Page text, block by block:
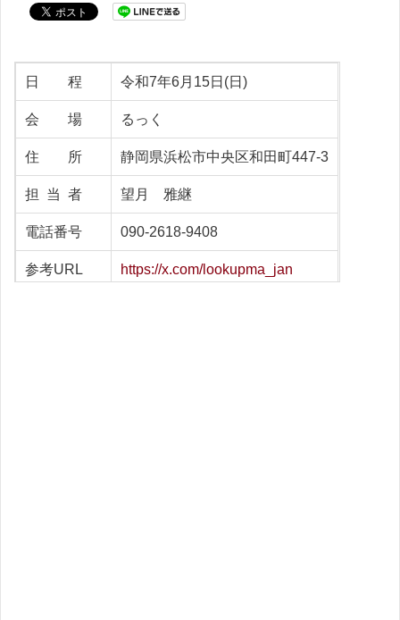
日 程 令和7年6月15日(日)
会 場 るっく
住 所 静岡県浜松市中央区和田町447-3
担 当 者 望月 雅継
電話番号 090-2618-9408
参考URL https://x.com/lookupma_jan